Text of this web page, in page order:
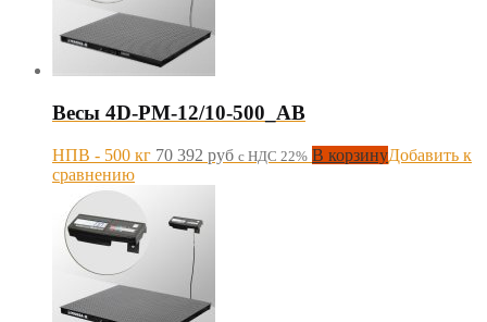
Весы 4D-PM-12/10-500_AB
НПВ - 500 кг 70 392 руб с НДС 22% В корзинуДобавить к
сравнению